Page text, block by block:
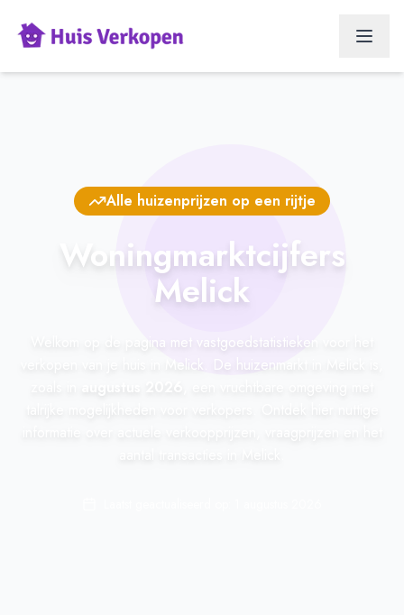
Alle huizenprijzen op een rijtje
Woningmarktcijfers
Melick
Welkom op de pagina met vastgoedstatistieken voor het
verkopen van je huis in Melick. De huizenmarkt in Melick is,